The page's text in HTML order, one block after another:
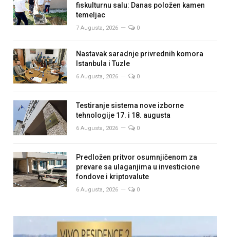
fiskulturnu salu: Danas položen kamen
temeljac
7 Augusta, 2026 0
Nastavak saradnje privrednih komora
Istanbula i Tuzle
6 Augusta, 2026 0
Testiranje sistema nove izborne
tehnologije 17. i 18. augusta
6 Augusta, 2026 0
Predložen pritvor osumnjičenom za
prevare sa ulaganjima u investicione
fondove i kriptovalute
6 Augusta, 2026 0